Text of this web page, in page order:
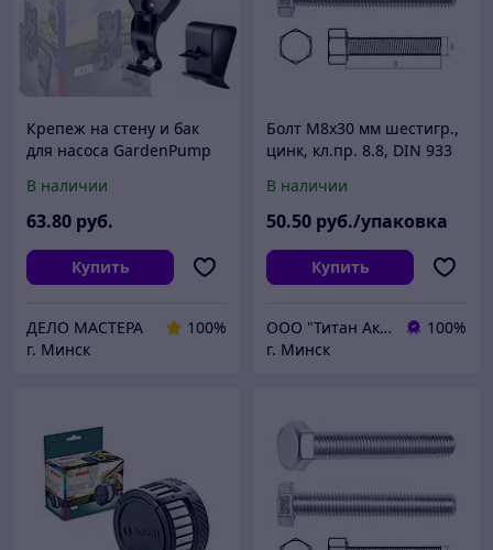
Крепеж на стену и бак
для насоса GardenPump
(оригинал)
В наличии
63.80 руб.
Купить
ДЕЛО МАСТЕРА
100%
г. Минск
Болт М8х30 мм шестигр.,
цинк, кл.пр. 8.8, DIN 933
В наличии
50.50 руб./упаковка
Купить
ООО "Титан Актив"
100%
г. Минск